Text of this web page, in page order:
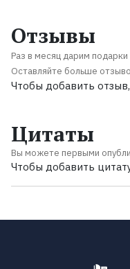
Отзывы
Раз в месяц дарим
Оставляйте больше
Чтобы добавить
Цитаты
Вы можете первыми
Чтобы добавить